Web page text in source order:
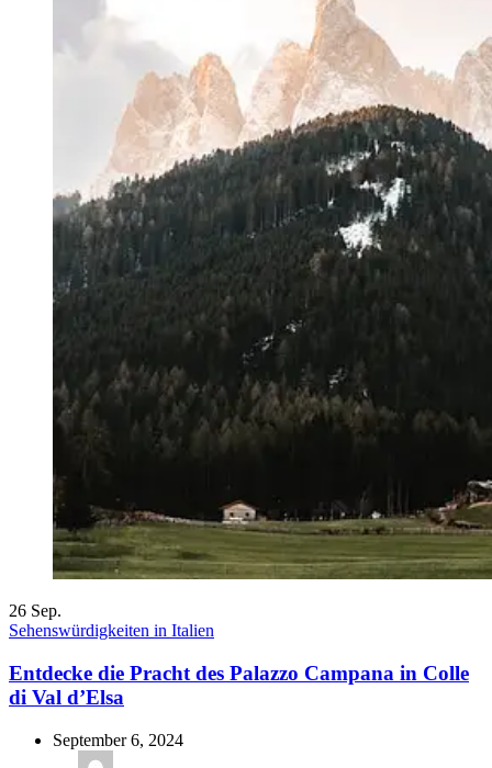
26 Sep.
Sehenswürdigkeiten in Italien
Entdecke die Pracht des Palazzo Campana in Colle
di Val d’Elsa
September 6, 2024